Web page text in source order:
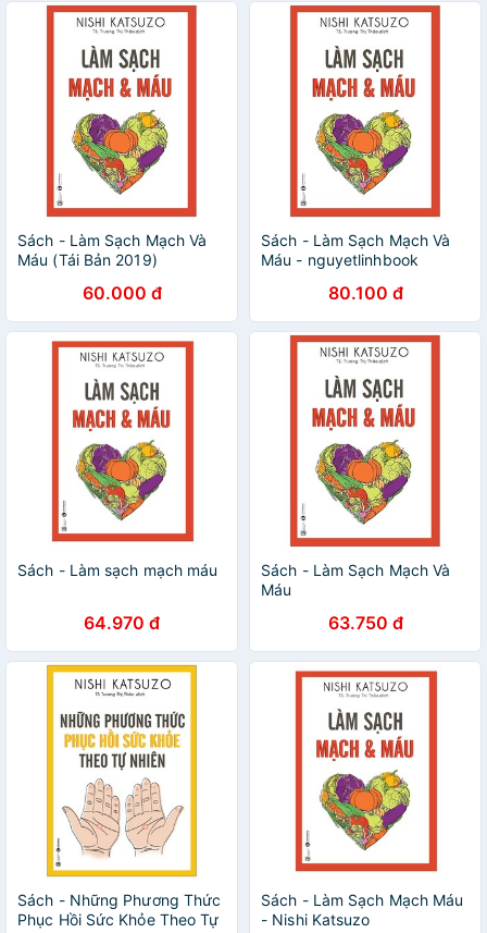
Sách - Làm Sạch Mạch Và
Máu (Tái Bản 2019)
60.000 đ
Sách - Làm Sạch Mạch Và
Máu - nguyetlinhbook
80.100 đ
Sách - Làm sạch mạch máu
64.970 đ
Sách - Làm Sạch Mạch Và
Máu
63.750 đ
Sách - Những Phương Thức
Phục Hồi Sức Khỏe Theo Tự
Sách - Làm Sạch Mạch Máu
- Nishi Katsuzo